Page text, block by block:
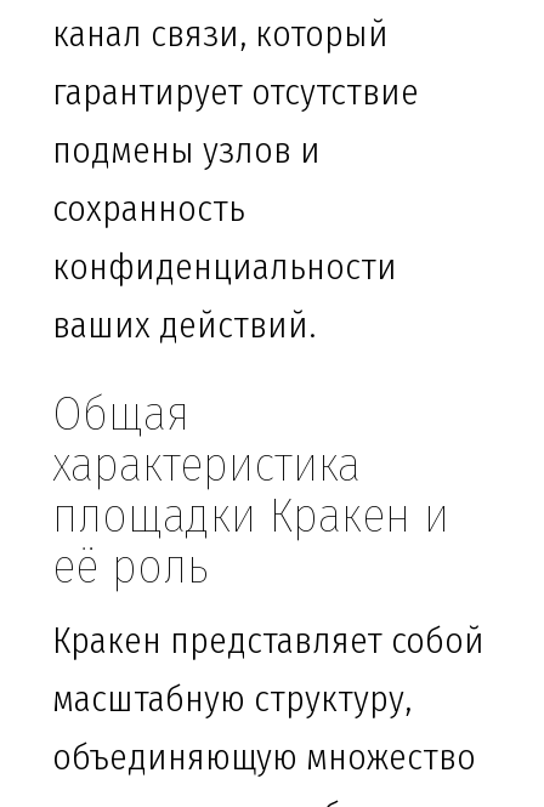
канал связи, который
гарантирует отсутствие
подмены узлов и
сохранность
конфиденциальности
ваших действий.
Общая
характеристика
площадки Кракен и
её роль
Кракен представляет собой
масштабную структуру,
объединяющую множество